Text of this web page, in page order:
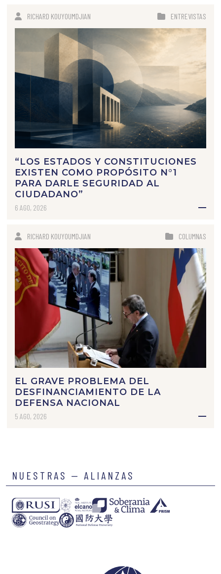
RICHARD KOUYOUMDJIAN ENTREVISTAS
“LOS ESTADOS Y CONSTITUCIONES
EXISTEN COMO PROPÓSITO N°1
PARA DARLE SEGURIDAD AL
CIUDADANO”
6 AGO, 2026
RICHARD KOUYOUMDJIAN COLUMNAS
EL GRAVE PROBLEMA DEL
DESFINANCIAMIENTO DE LA
DEFENSA NACIONAL
5 AGO, 2026
NUESTRAS — ALIANZAS